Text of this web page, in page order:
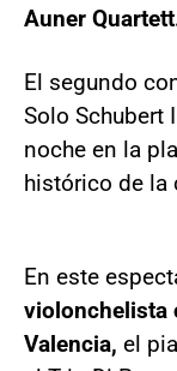
Auner
El segundo
Solo Schubert
noche en la
histórico de la
En este
violonchelista
Valencia, el